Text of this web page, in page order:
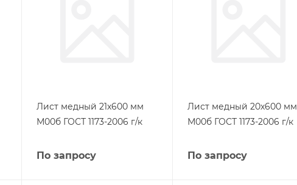
Лист медный 21х600 мм
М00б ГОСТ 1173-2006 г/к
По запросу
Лист медный 20х600 мм
М00б ГОСТ 1173-2006 г/к
По запросу